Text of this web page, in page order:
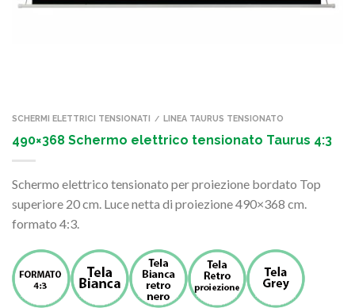
SCHERMI ELETTRICI TENSIONATI / LINEA TAURUS TENSIONATO
490×368 Schermo elettrico tensionato Taurus 4:3
Schermo elettrico tensionato per proiezione bordato Top
superiore 20 cm. Luce netta di proiezione 490×368 cm.
formato 4:3.